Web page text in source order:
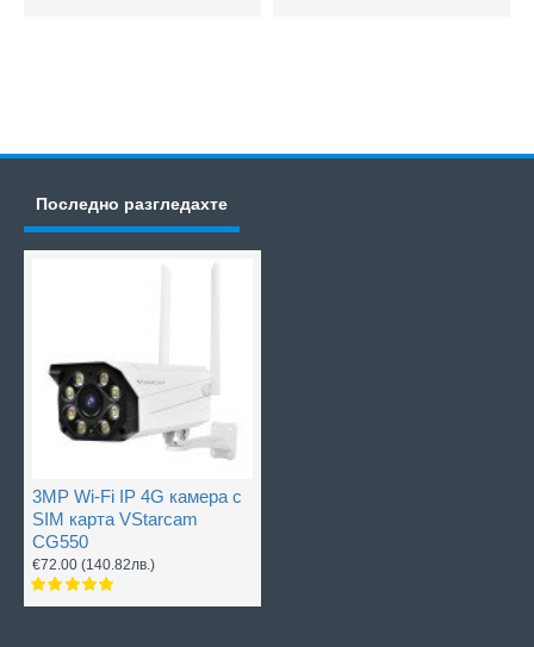
Последно разгледахте
3MP Wi-Fi IP 4G камера с
SIM карта VStarcam
CG550
€72.00 (140.82лв.)